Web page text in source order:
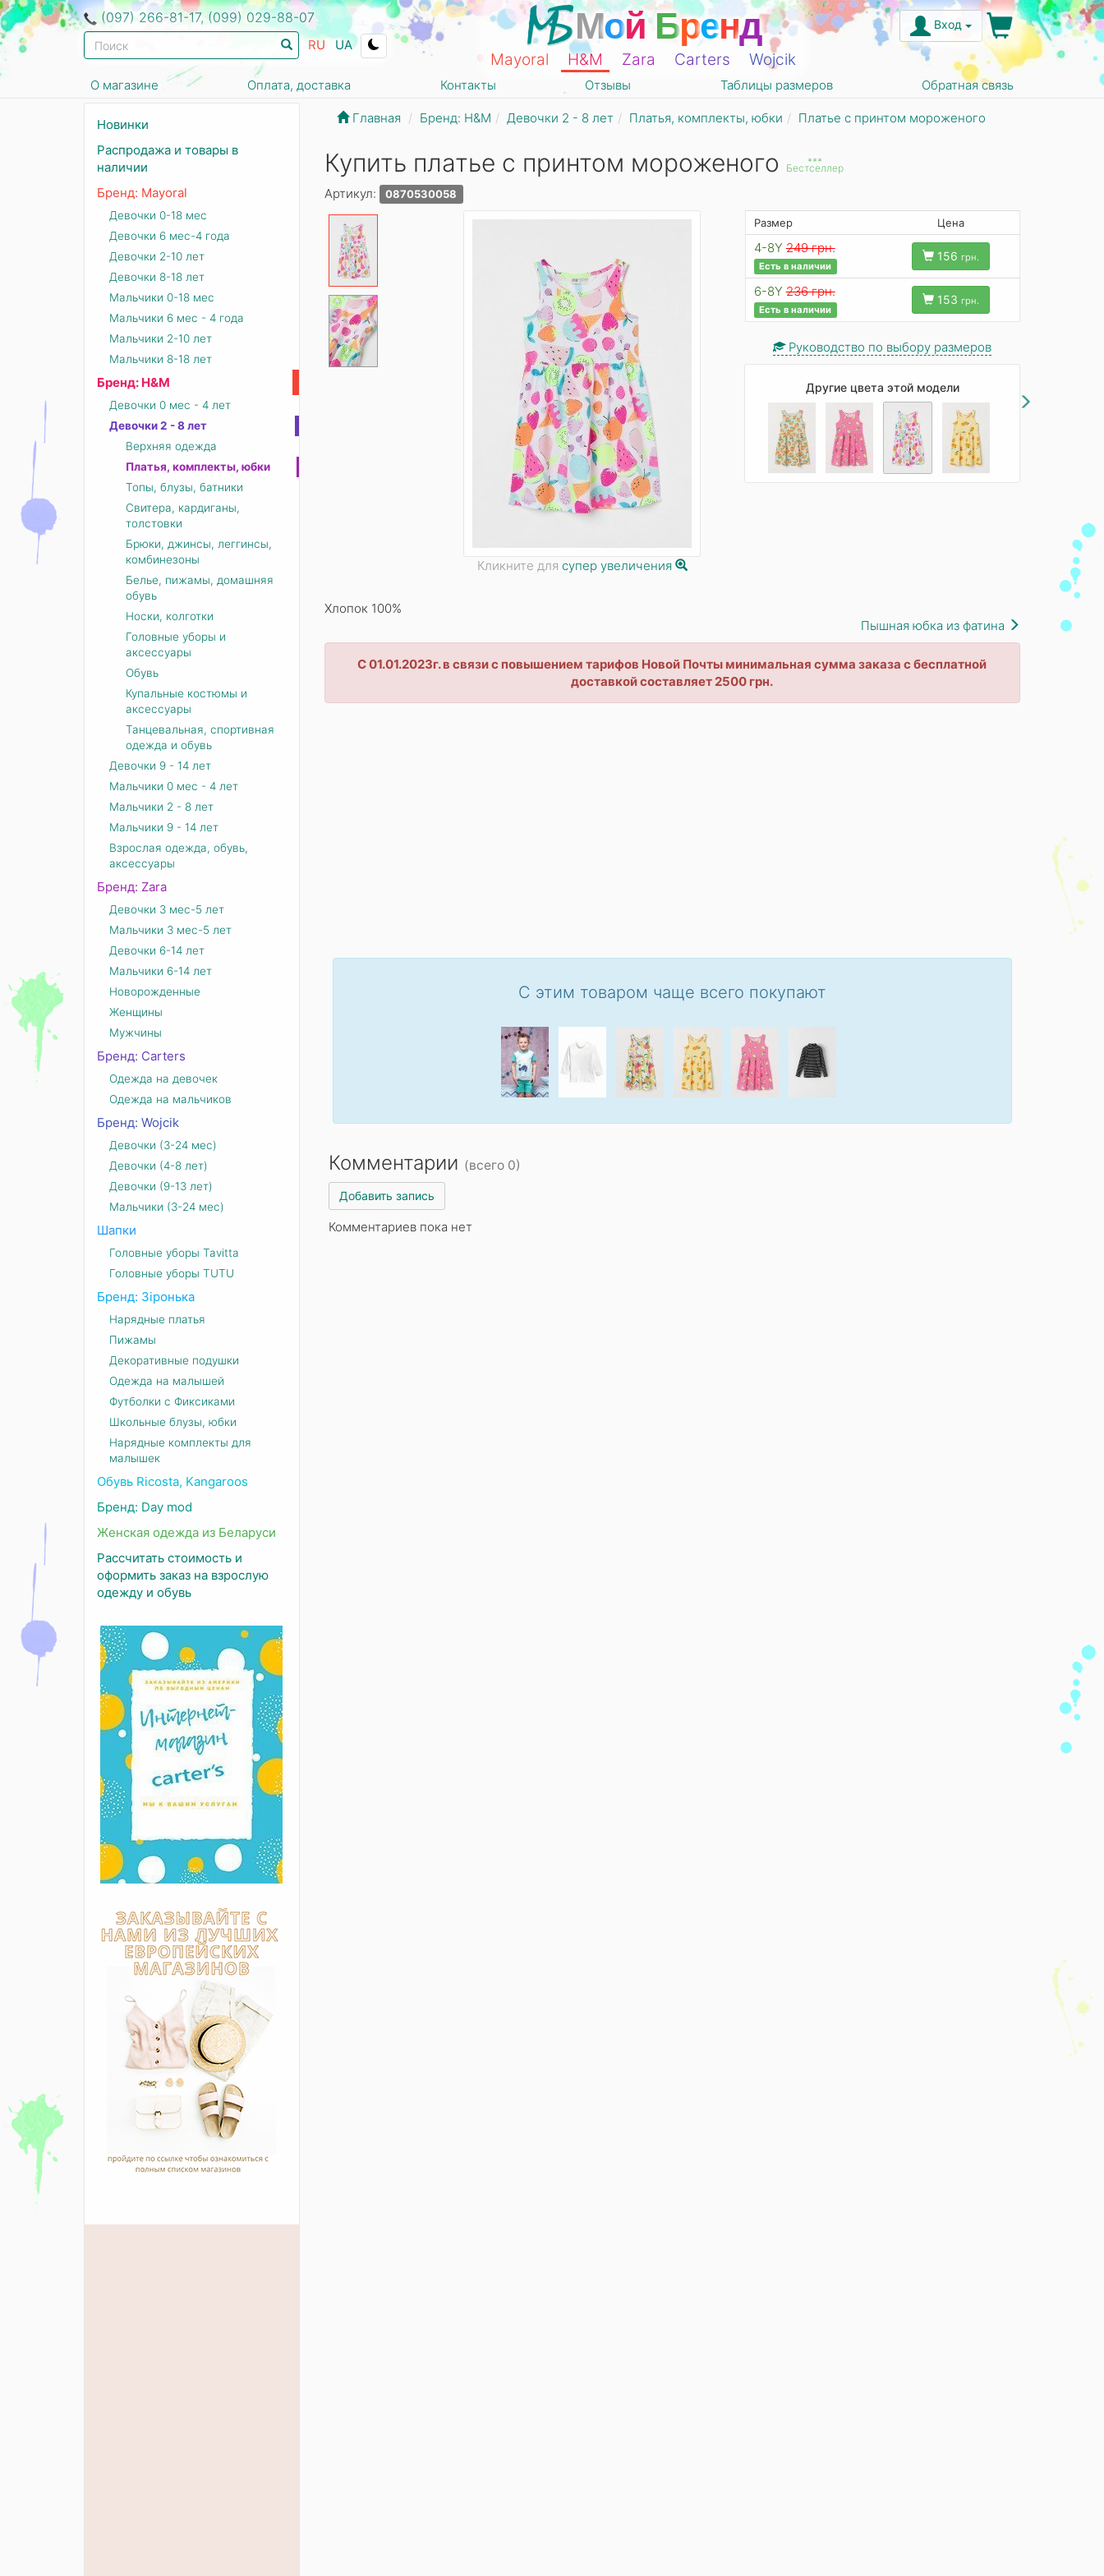
(097) 266-81-17, (099) 029-88-07
RU UA Мой Бренд
Mayoral Н&М Zara Carters Wojcik
Вход
О магазине Оплата, доставка Контакты Отзывы Таблицы размеров Обратная связь
Главная Бренд: Н&М Девочки 2 - 8 лет Платья, комплекты, юбки Платье с принтом мороженого
Купить платье с принтом мороженого ***
Бестселлер
Артикул: 0870530058
Кликните для супер увеличения
Размер Цена
4-8Y 249 грн.
Есть в наличии
156 грн.
6-8Y 236 грн.
Есть в наличии
153 грн.
Руководство по выбору размеров
Другие цвета этой модели
Хлопок 100%
Пышная юбка из фатина
С 01.01.2023г. в связи с повышением тарифов Новой Почты минимальная сумма заказа с бесплатной
доставкой составляет 2500 грн.
С этим товаром чаще всего покупают
Комментарии (всего 0)
Добавить запись
Комментариев пока нет
Новинки
Распродажа и товары в
наличии
Бренд: Mayoral
Девочки 0-18 мес
Девочки 6 мес-4 года
Девочки 2-10 лет
Девочки 8-18 лет
Мальчики 0-18 мес
Мальчики 6 мес - 4 года
Мальчики 2-10 лет
Мальчики 8-18 лет
Бренд: Н&М
Девочки 0 мес - 4 лет
Девочки 2 - 8 лет
Верхняя одежда
Платья, комплекты, юбки
Топы, блузы, батники
Свитера, кардиганы,
толстовки
Брюки, джинсы, леггинсы,
комбинезоны
Белье, пижамы, домашняя
обувь
Носки, колготки
Головные уборы и
аксессуары
Обувь
Купальные костюмы и
аксессуары
Танцевальная, спортивная
одежда и обувь
Девочки 9 - 14 лет
Мальчики 0 мес - 4 лет
Мальчики 2 - 8 лет
Мальчики 9 - 14 лет
Взрослая одежда, обувь,
аксессуары
Бренд: Zara
Девочки 3 мес-5 лет
Мальчики 3 мес-5 лет
Девочки 6-14 лет
Мальчики 6-14 лет
Новорожденные
Женщины
Мужчины
Бренд: Carters
Одежда на девочек
Одежда на мальчиков
Бренд: Wojcik
Девочки (3-24 мес)
Девочки (4-8 лет)
Девочки (9-13 лет)
Мальчики (3-24 мес)
Шапки
Головные уборы Tavitta
Головные уборы TUTU
Бренд: Зіронька
Нарядные платья
Пижамы
Декоративные подушки
Одежда на малышей
Футболки с Фиксиками
Школьные блузы, юбки
Нарядные комплекты для
малышек
Обувь Ricosta, Kangaroos
Бренд: Day mod
Женская одежда из Беларуси
Рассчитать стоимость и
оформить заказ на взрослую
одежду и обувь